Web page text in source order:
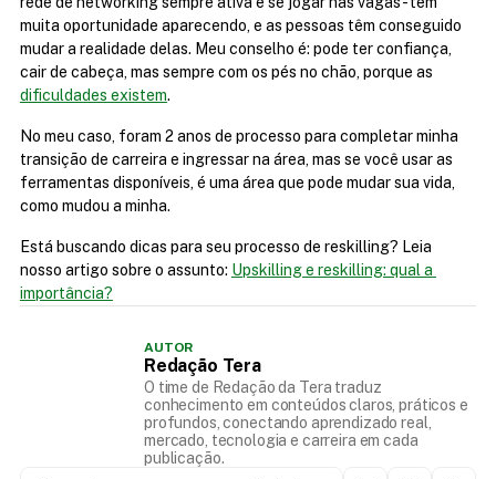
muita oportunidade aparecendo, e as pessoas têm conseguido
mudar a realidade delas. Meu conselho é: pode ter confiança,
dificuldades existem.
No meu caso, foram 2 anos de processo para completar minha
transição de carreira e ingressar na área, mas se você usar as
ferramentas disponíveis, é uma área que pode mudar sua vida,
como mudou a minha.
Está buscando dicas para seu processo de reskilling? Leia
nosso artigo sobre o assunto: Upskilling e reskilling: qual a
importância?
AUTOR
Redação Tera
O time de Redação da Tera traduz
conhecimento em conteúdos claros, práticos e
profundos, conectando aprendizado real,
mercado, tecnologia e carreira em cada
publicação.